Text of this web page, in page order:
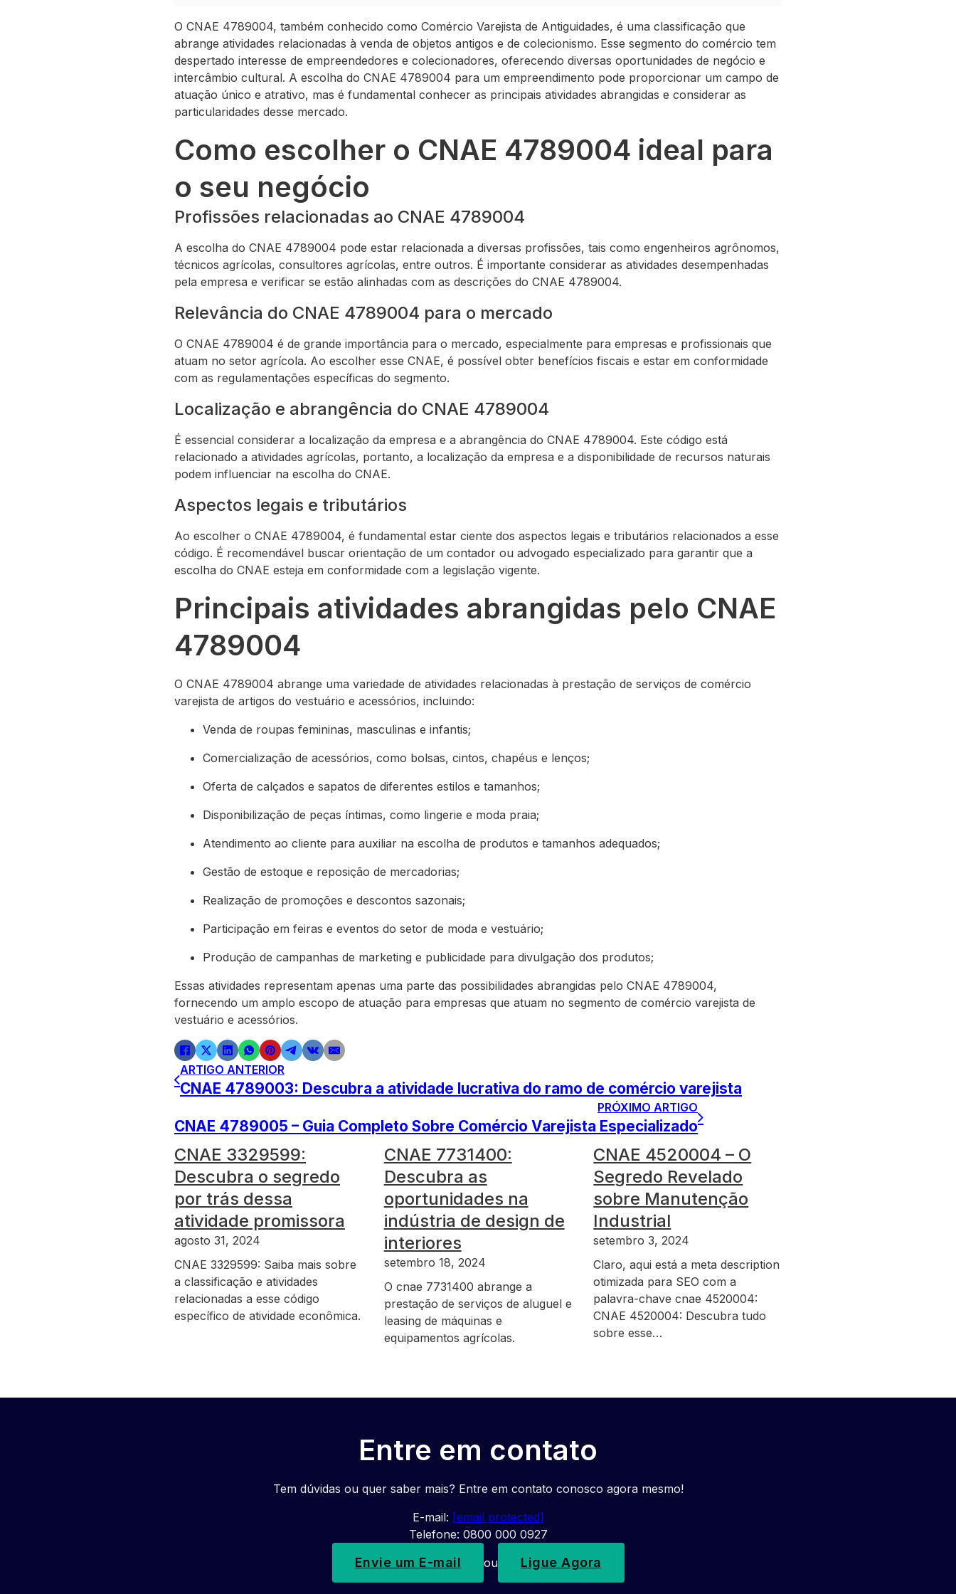
O CNAE 4789004, também conhecido como Comércio Varejista de Antiguidades, é uma classificação que
abrange atividades relacionadas à venda de objetos antigos e de colecionismo. Esse segmento do comércio tem
despertado interesse de empreendedores e colecionadores, oferecendo diversas oportunidades de negócio e
intercâmbio cultural. A escolha do CNAE 4789004 para um empreendimento pode proporcionar um campo de
atuação único e atrativo, mas é fundamental conhecer as principais atividades abrangidas e considerar as
particularidades desse mercado.
Como escolher o CNAE 4789004 ideal para
o seu negócio
Profissões relacionadas ao CNAE 4789004
A escolha do CNAE 4789004 pode estar relacionada a diversas profissões, tais como engenheiros agrônomos,
técnicos agrícolas, consultores agrícolas, entre outros. É importante considerar as atividades desempenhadas
pela empresa e verificar se estão alinhadas com as descrições do CNAE 4789004.
Relevância do CNAE 4789004 para o mercado
O CNAE 4789004 é de grande importância para o mercado, especialmente para empresas e profissionais que
atuam no setor agrícola. Ao escolher esse CNAE, é possível obter benefícios fiscais e estar em conformidade
com as regulamentações específicas do segmento.
Localização e abrangência do CNAE 4789004
É essencial considerar a localização da empresa e a abrangência do CNAE 4789004. Este código está
relacionado a atividades agrícolas, portanto, a localização da empresa e a disponibilidade de recursos naturais
podem influenciar na escolha do CNAE.
Aspectos legais e tributários
Ao escolher o CNAE 4789004, é fundamental estar ciente dos aspectos legais e tributários relacionados a esse
código. É recomendável buscar orientação de um contador ou advogado especializado para garantir que a
escolha do CNAE esteja em conformidade com a legislação vigente.
Principais atividades abrangidas pelo CNAE
4789004
O CNAE 4789004 abrange uma variedade de atividades relacionadas à prestação de serviços de comércio
varejista de artigos do vestuário e acessórios, incluindo:
Venda de roupas femininas, masculinas e infantis;
Comercialização de acessórios, como bolsas, cintos, chapéus e lenços;
Oferta de calçados e sapatos de diferentes estilos e tamanhos;
Disponibilização de peças íntimas, como lingerie e moda praia;
Atendimento ao cliente para auxiliar na escolha de produtos e tamanhos adequados;
Gestão de estoque e reposição de mercadorias;
Realização de promoções e descontos sazonais;
Participação em feiras e eventos do setor de moda e vestuário;
Produção de campanhas de marketing e publicidade para divulgação dos produtos;
Essas atividades representam apenas uma parte das possibilidades abrangidas pelo CNAE 4789004,
fornecendo um amplo escopo de atuação para empresas que atuam no segmento de comércio varejista de
vestuário e acessórios.
ARTIGO ANTERIOR
CNAE 4789003: Descubra a atividade lucrativa do ramo de comércio varejista
PRÓXIMO ARTIGO
CNAE 4789005 – Guia Completo Sobre Comércio Varejista Especializado
CNAE 3329599:
Descubra o segredo
por trás dessa
atividade promissora
agosto 31, 2024
CNAE 3329599: Saiba mais sobre
a classificação e atividades
relacionadas a esse código
específico de atividade econômica.
CNAE 7731400:
Descubra as
oportunidades na
indústria de design de
interiores
setembro 18, 2024
O cnae 7731400 abrange a
prestação de serviços de aluguel e
leasing de máquinas e
equipamentos agrícolas.
CNAE 4520004 – O
Segredo Revelado
sobre Manutenção
Industrial
setembro 3, 2024
Claro, aqui está a meta description
otimizada para SEO com a
palavra-chave cnae 4520004:
CNAE 4520004: Descubra tudo
sobre esse…
Entre em contato
Tem dúvidas ou quer saber mais? Entre em contato conosco agora mesmo!
E-mail: [email protected]
Telefone: 0800 000 0927
Envie um E-mail ou Ligue Agora